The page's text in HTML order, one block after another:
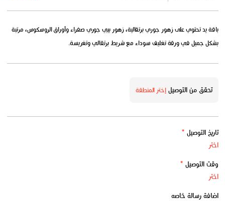
باقة يد تحتوي على زهور جوري برتقالية، زهور بيبي جوري صفراء وأوراق الروسكوس، مرتبة
بشكل جميل في ورقة تغليف سوداء مع شريط برتقالي وتغريسة.
تحقق من التوصيلإختر المنطقة
تاريخ التوصيل *
وقت التوصيل *
اضافة رسالة خاصه